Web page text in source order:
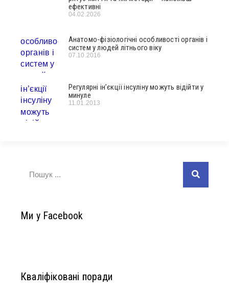
ефективні
04.02.2026
Анатомо-фізіологічні особливості органів і
систем у людей літнього віку
07.10.2016
Регулярні ін’єкції інсуліну можуть відійти у
минуле
11.01.2013
Ми у Facebook
Кваліфіковані поради